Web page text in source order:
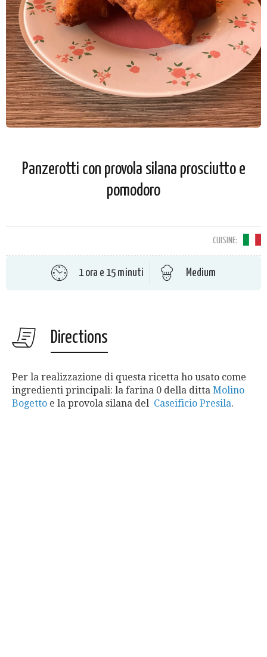
Panzerotti con provola silana prosciutto e
pomodoro
CUISINE:
1 ora e 15 minuti Medium
Directions
Per la realizzazione di questa ricetta ho usato come
ingredienti principali: la farina 0 della ditta Molino
Bogetto e la provola silana del Caseificio Presila.